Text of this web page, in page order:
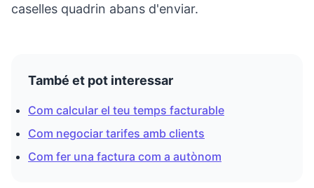
caselles quadrin abans d'enviar.
També et pot interessar
Com calcular el teu temps facturable
Com negociar tarifes amb clients
Com fer una factura com a autònom